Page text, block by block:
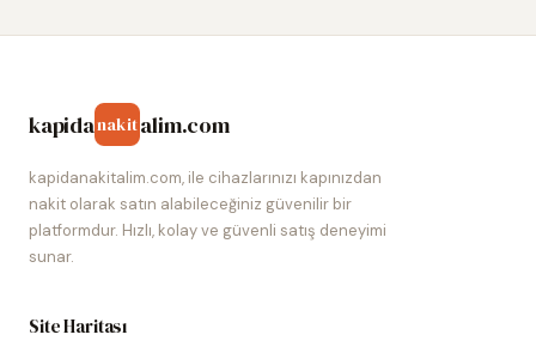
kapidanakitalim.com
kapidanakitalim.com, ile cihazlarınızı kapınızdan
nakit olarak satın alabileceğiniz güvenilir bir
platformdur. Hızlı, kolay ve güvenli satış deneyimi
sunar.
Site Haritası